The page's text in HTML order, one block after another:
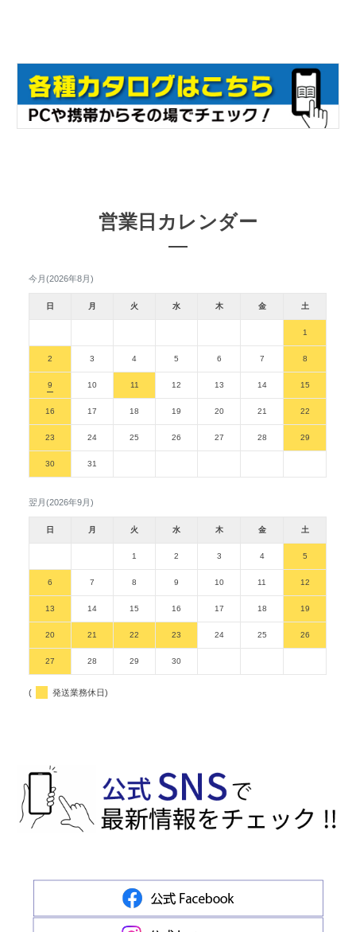
営業日カレンダー
今月(2026年8月)
日 月 火 水 木 金 土
1
2 3 4 5 6 7 8
9 10 11 12 13 14 15
16 17 18 19 20 21 22
23 24 25 26 27 28 29
30 31
翌月(2026年9月)
日 月 火 水 木 金 土
1 2 3 4 5
6 7 8 9 10 11 12
13 14 15 16 17 18 19
20 21 22 23 24 25 26
27 28 29 30
( 発送業務休日)